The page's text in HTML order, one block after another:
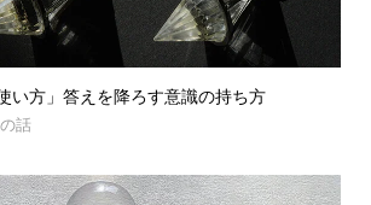
い方」答えを降ろす意識の持ち方
話